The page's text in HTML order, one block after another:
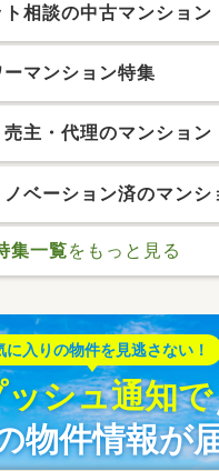
相談の中古マンション
マンション特集
主・代理のマンション
ベーション済のマンシ
集一覧をもっと見る
に入りの物件を見逃さない！
シュ通知で
物件情報が